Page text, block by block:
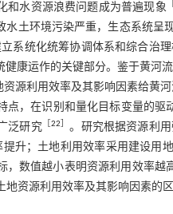
和水资源浪费问题成为普遍现象
土环境污染严重，生态系统呈
系统化统筹协调体系和综合治
康运作的关键部分。鉴于黄河
源利用效率及其影响因素给黄
，在识别和量化目标变量的驱
泛研究
22
。研究根据资源利
升；土地利用效率采用建设用
数值越小表明资源利用效率越
资源利用效率及其影响因素的